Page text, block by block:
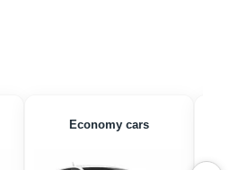
Economy cars